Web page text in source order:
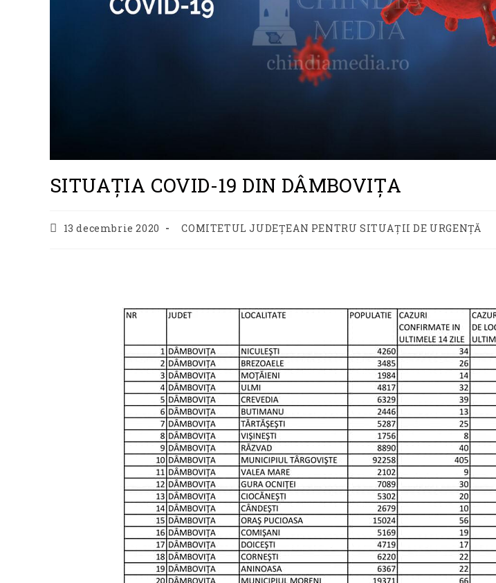
SITUAȚIA COVID-19 DIN DÂMBOVIȚA
Post13 decembrie 2020
Post
COMITETUL JUDEȚEAN PENTRU SITUAȚII DE URGENȚĂ